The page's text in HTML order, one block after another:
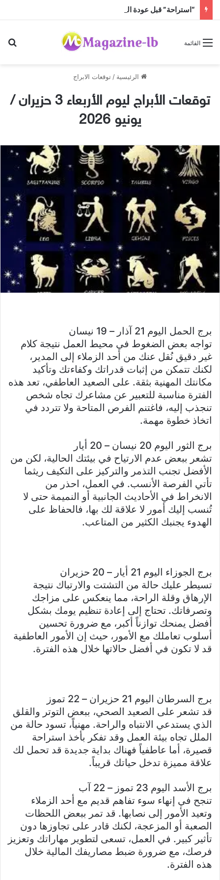
“استراحة” قبل عودة الحرّ!
القائمة
الرئيسية / توقعات الابراج
توقعات الأبراج ليوم الأربعاء 3 حزيران /
يونيو 2026
برج الحمل اليوم 21 آذار – 19 نيسان
تواجه بعض الضغوط في محيط العمل نتيجة كلام
غير دقيق نُقل عنك من أحد الزملاء إلى المدير،
لكنك تتمكن من إثبات قدراتك وكفاءتك وتأكيد
مكانتك المهنية بثقة. على الصعيد العاطفي، تعد هذه
الفترة مناسبة للتعبير عن مشاعرك تجاه شخص
تنجذب إليه، فاغتنم الفرص المتاحة ولا تتردد في
اتخاذ خطوة مهمة.
برج الثور اليوم 20 نيسان – 20 أيار
تشعر ببعض عدم الارتياح في بيئتك الحالية، لكن من
الأفضل تجنب التذمر والتركيز على التكيف ريثما
تأتي الفرصة الأنسب. في العمل، احذر من
الانخراط في الأحاديث الجانبية أو النميمة حتى لا
تُنسب إليك أمور لا علاقة لك بها، فالحفاظ على
الهدوء يجنبك الكثير من المتاعب.
برج الجوزاء اليوم 21 أيار – 20 حزيران
تسيطر عليك حالة من التشتت والارتباك نتيجة
الإرهاق وقلة الراحة، مما ينعكس على مزاجك
وتصرفاتك. تحتاج إلى إعادة تنظيم يومك بشكل
أفضل يمنحك توازناً أكبر، مع ضرورة تحسين
أسلوب تعاملك مع الأمور، حيث إن الأمور العاطفية
قد لا تكون في أفضل حالاتها خلال هذه الفترة.
برج السرطان اليوم 21 حزيران – 22 تموز
قد تشعر على الصعيد الصحي، ببعض التوتر والقلق
الذي يستدعي الانتباه والراحة. مهنياً، تسود حالة من
الملل تجاه بيئة العمل وقد تفكر بأخذ استراحة
قصيرة، أما عاطفياً فهناك بداية جديدة قد تحمل لك
علاقة مميزة تدخل حياتك قريباً.
برج الأسد اليوم 23 تموز – 22 آب
تنجح في إنهاء سوء تفاهم قديم مع أحد الزملاء
وتعيد الأمور إلى نصابها. قد تمر ببعض اللحظات
الصعبة أو المزعجة، لكنك قادر على تجاوزها دون
تأثير كبير. في العمل، تسعى لتطوير مهاراتك وتعزيز
فرصك، مع ضرورة ضبط مصاريفك المالية خلال
هذه الفترة.